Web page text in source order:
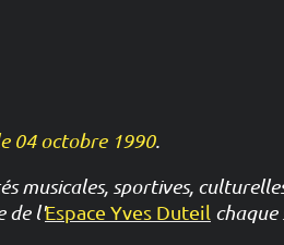
04 octobre 1990.
musicales, sportives,
de l'Espace Yves Duteil chaque